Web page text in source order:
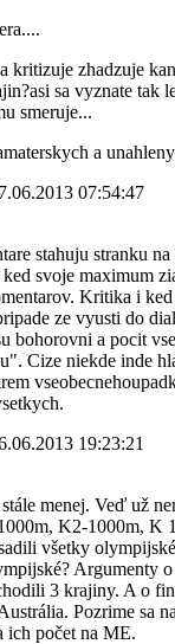
kritizuje zhadzuje
sa vyznate tak
smeruje...
a
07:54:47
stahuju stranku na
svoje maximum
Kritika i ked
ze vyusti do
bohorovni a pocit
Cize niekde inde
19:23:21
menej. Veď už
K2-1000m, K
všetky
Argumenty
3 krajiny. A o
Pozrime sa
ich počet na ME.